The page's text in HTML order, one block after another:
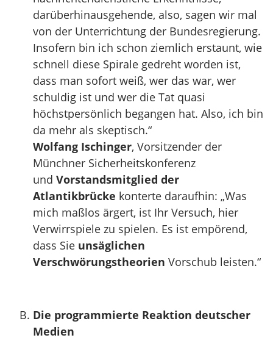
darüberhinausgehende, also, sagen wir mal
von der Unterrichtung der Bundesregierung.
Insofern bin ich schon ziemlich erstaunt, wie
schnell diese Spirale gedreht worden ist,
dass man sofort weiß, wer das war, wer
schuldig ist und wer die Tat quasi
höchstpersönlich begangen hat. Also, ich bin
da mehr als skeptisch.“
Wolfang Ischinger, Vorsitzender der
Münchner Sicherheitskonferenz
und Vorstandsmitglied der
Atlantikbrücke konterte daraufhin: „Was
mich maßlos ärgert, ist Ihr Versuch, hier
Verwirrspiele zu spielen. Es ist empörend,
dass Sie unsäglichen
Verschwörungstheorien Vorschub leisten.“
Die programmierte Reaktion deutscher
Medien